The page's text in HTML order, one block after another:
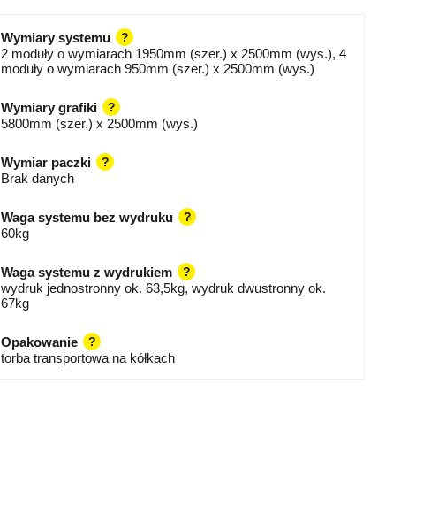
Wymiary systemu ?
2 moduły o wymiarach 1950mm (szer.) x 2500mm (wys.), 4
moduły o wymiarach 950mm (szer.) x 2500mm (wys.)
Wymiary grafiki ?
5800mm (szer.) x 2500mm (wys.)
Wymiar paczki ?
Brak danych
Waga systemu bez wydruku ?
60kg
Waga systemu z wydrukiem ?
wydruk jednostronny ok. 63,5kg, wydruk dwustronny ok.
67kg
Opakowanie ?
torba transportowa na kółkach